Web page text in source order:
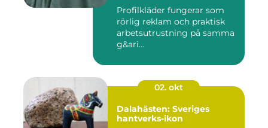
Profilkläder fungerar som
rörlig reklam och praktisk
arbetsutrustning på samma
g&ari...
02. okt
Dalahästen: Sveriges
hantverks-ikon